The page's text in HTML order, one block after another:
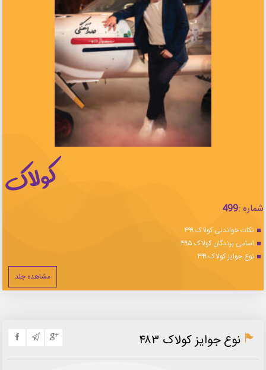
شماره :499
نکات خواندنی کولاک ۴۹۹
اسامی برندگان کولاک ۴۹۵
نوع جوایز کولاک ۴۹۹
مشاهده جلد
نوع جوایز کولاک ۴۸۳